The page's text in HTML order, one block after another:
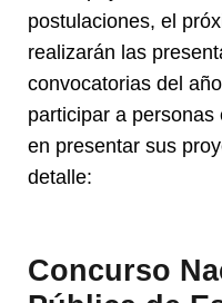
postulaciones, el
realizarán las
convocatorias del
participar a
en presentar sus
detalle:
Concurso